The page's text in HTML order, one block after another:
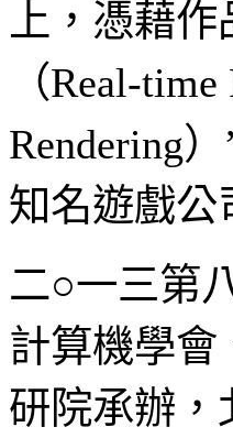
上，憑藉
（Real-
Rendering
知名遊戲公
二○一三第
計算機學會
研院承辦，